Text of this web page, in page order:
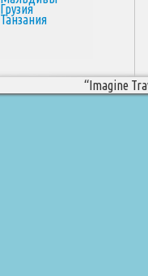
Грузия
Танзания
“Imagine